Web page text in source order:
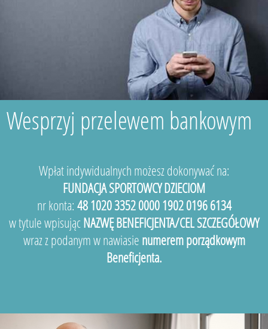
Wesprzyj przelewem bankowym
Wpłat indywidualnych możesz dokonywać na:
FUNDACJA SPORTOWCY DZIECIOM
nr konta: 48 1020 3352 0000 1902 0196 6134
w tytule wpisującNAZWĘ BENEFICJENTA/CEL SZCZEGÓŁOWY
wraz z podanym w nawiasie numerem porządkowym
Beneficjenta.